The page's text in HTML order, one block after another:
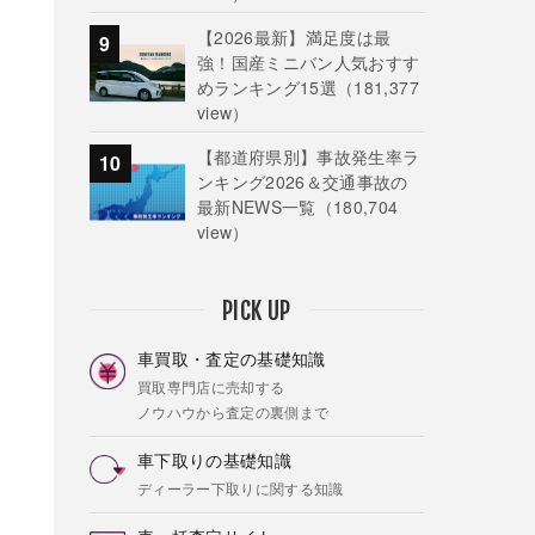
【2026最新】満足度は最
強！国産ミニバン人気おすす
めランキング15選 （181,377
view）
【都道府県別】事故発生率ラ
ンキング2026＆交通事故の
最新NEWS一覧 （180,704
view）
PICK UP
車買取・査定の基礎知識
買取専門店に売却する
ノウハウから査定の裏側まで
車下取りの基礎知識
ディーラー下取りに関する知識